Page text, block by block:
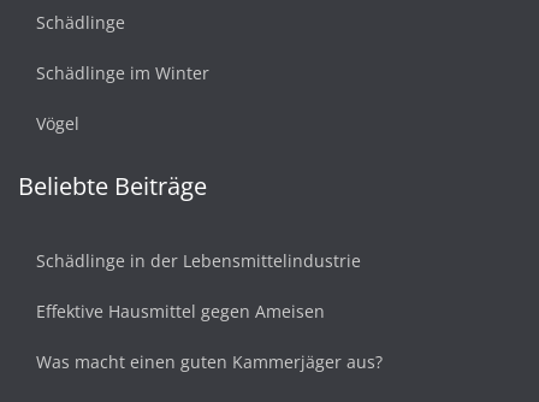
Schädlinge
Schädlinge im Winter
Vögel
Beliebte Beiträge
Schädlinge in der Lebensmittelindustrie
Effektive Hausmittel gegen Ameisen
Was macht einen guten Kammerjäger aus?